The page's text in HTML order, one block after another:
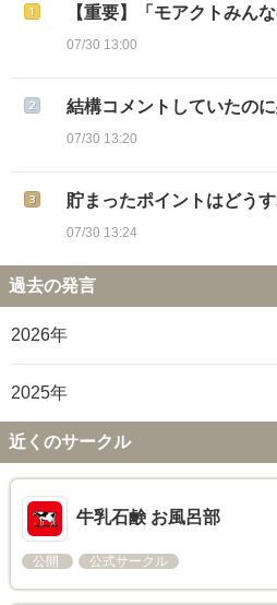
【重要】「モアクトみん
07/30 13:00
結構コメントしていたの
07/30 13:20
貯まったポイントはどう
07/30 13:24
過去の発言
2026年
2025年
近くのサークル
牛乳石鹸 お風呂部
公開 公式サークル